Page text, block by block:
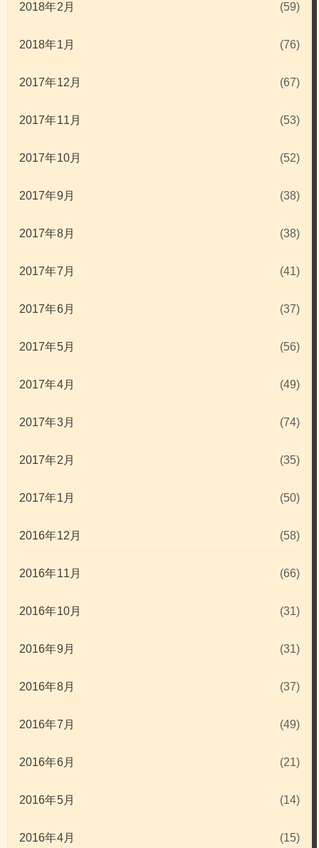
2018年2月 (59)
2018年1月 (76)
2017年12月 (67)
2017年11月 (53)
2017年10月 (52)
2017年9月 (38)
2017年8月 (38)
2017年7月 (41)
2017年6月 (37)
2017年5月 (56)
2017年4月 (49)
2017年3月 (74)
2017年2月 (35)
2017年1月 (50)
2016年12月 (58)
2016年11月 (66)
2016年10月 (31)
2016年9月 (31)
2016年8月 (37)
2016年7月 (49)
2016年6月 (21)
2016年5月 (14)
2016年4月 (15)